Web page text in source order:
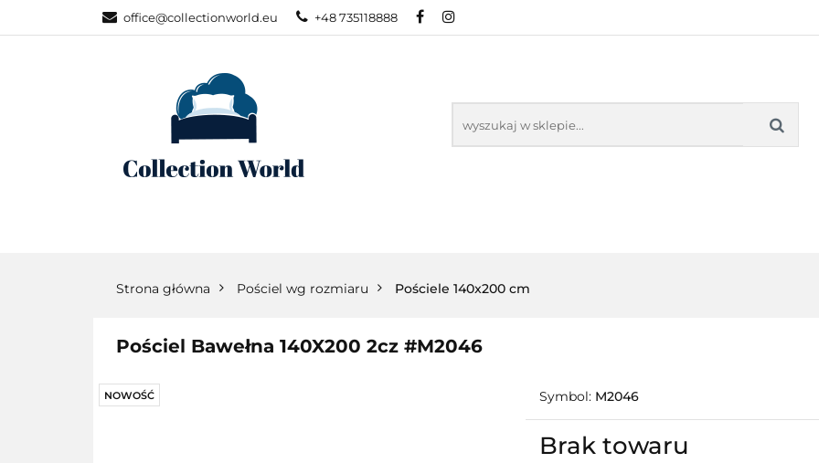
office@collectionworld.eu +48 735118888
KATEGORIE NOWOŚCI
Strona główna Pościel wg rozmiaru Pościele 140x200 cm
Pościel Bawełna 140X200 2cz #M2046
NOWOŚĆ Symbol: M2046
Brak towaru